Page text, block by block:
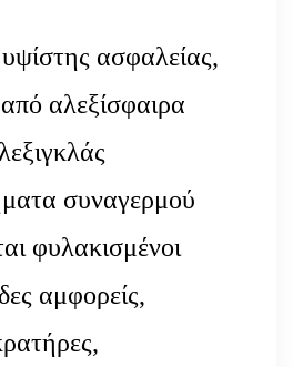
ασφαλείας,
αλεξίσφαιρα
συναγερμού
φυλακισμένοι
αμφορείς,